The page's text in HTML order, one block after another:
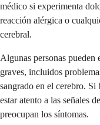
médico si experimenta
reacción alérgica o
cerebral.
Algunas personas pueden
graves, incluidos
sangrado en el cerebro. Si
estar atento a las señales
preocupan los síntomas.